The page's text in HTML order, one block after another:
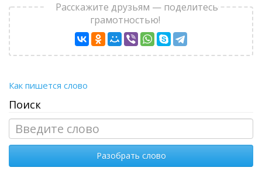
Расскажите друзьям — поделитесь
грамотностью!
Как пишется слово
Поиск
Разобрать слово